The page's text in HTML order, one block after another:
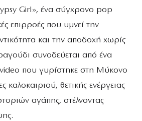
Girl», ένα σύγχρονο pop
επιρροές που υμνεί την
και την αποδοχή χωρίς
συνοδεύεται από ένα
που γυρίστηκε στη Μύκονο
καλοκαιριού, θετικής ενέργειας
αγάπης, στέλνοντας